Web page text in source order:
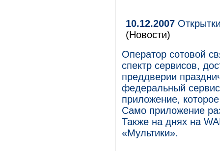
10.12.2007
(Новости)
Оператор сотовой
спектр сервисов,
преддверии
федеральный
приложение,
Само приложение
Также на днях на
«Мультики».